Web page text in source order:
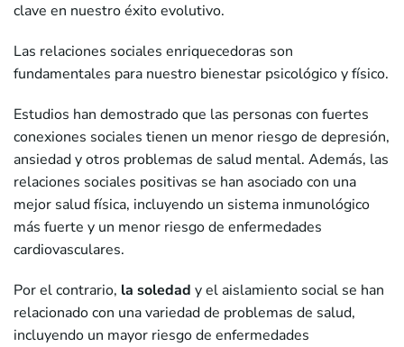
clave en nuestro éxito evolutivo.
Las relaciones sociales enriquecedoras son
fundamentales para nuestro bienestar psicológico y físico.
Estudios han demostrado que las personas con fuertes
conexiones sociales tienen un menor riesgo de depresión,
ansiedad y otros problemas de salud mental. Además, las
relaciones sociales positivas se han asociado con una
mejor salud física, incluyendo un sistema inmunológico
más fuerte y un menor riesgo de enfermedades
cardiovasculares.
Por el contrario, la soledad y el aislamiento social se han
relacionado con una variedad de problemas de salud,
incluyendo un mayor riesgo de enfermedades